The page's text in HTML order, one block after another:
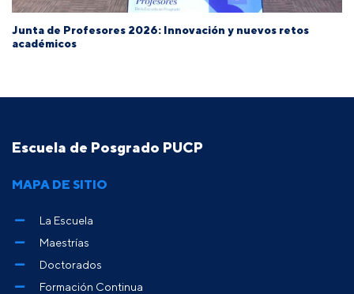
Junta de Profesores 2026: Innovación y nuevos retos
académicos
Escuela de Posgrado PUCP
MAPA DE SITIO
La Escuela
Maestrías
Doctorados
Formación Continua